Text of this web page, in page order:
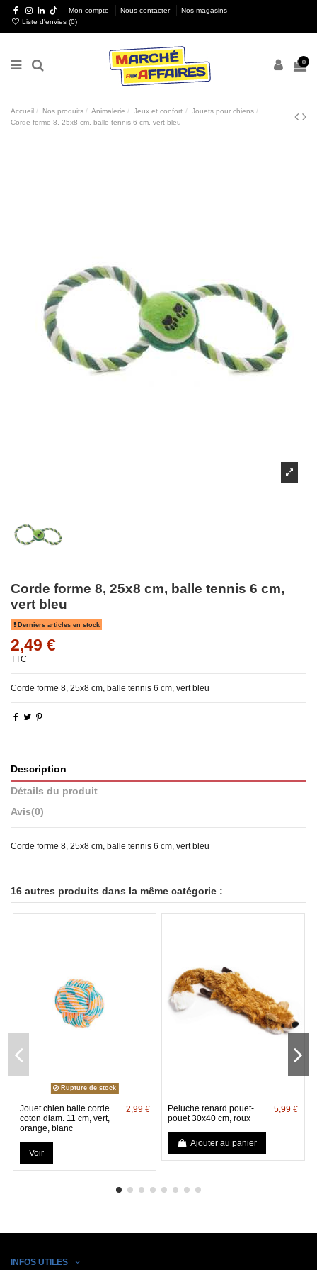
Mon compte Nous contacter
Nos magasins
Liste d'envies (0)
0
Accueil Nos produits Animalerie Jeux et confort
Jouets pour chiens
Corde forme 8, 25x8 cm, balle tennis 6 cm, vert bleu
Corde forme 8, 25x8 cm, balle tennis 6 cm,
vert bleu
Derniers articles en stock
2,49 €
TTC
Corde forme 8, 25x8 cm, balle tennis 6 cm, vert bleu
Description
Détails du produit
Avis(0)
Corde forme 8, 25x8 cm, balle tennis 6 cm, vert bleu
16 autres produits dans la même catégorie :
Rupture de stock
Jouet chien balle corde
coton diam. 11 cm, vert,
orange, blanc
2,99 €
Voir
Peluche renard pouet-
pouet 30x40 cm, roux
5,99 €
Ajouter au panier
INFOS UTILES